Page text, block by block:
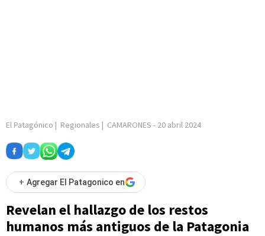
El Patagónico | Regionales | CAMARONES - 20 abril 2024
+ Agregar El Patagonico en
Revelan el hallazgo de los restos
humanos más antiguos de la Patagonia